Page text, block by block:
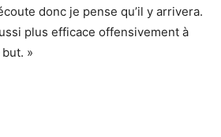
donc je pense qu’il y arrivera.
plus efficace offensivement à
»